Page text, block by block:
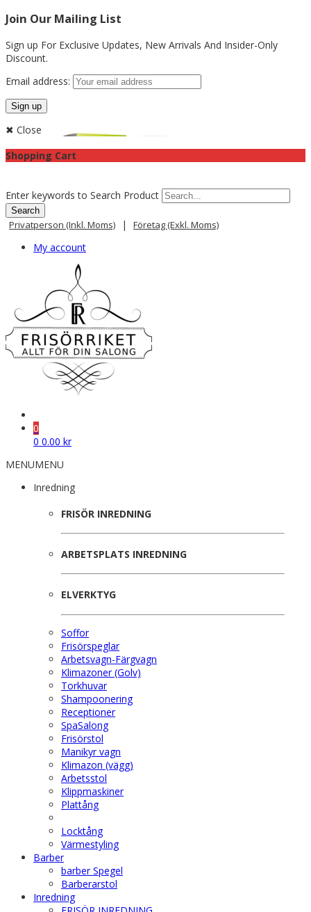
Join Our Mailing List
Sign up For Exclusive Updates, New Arrivals And Insider-Only
Discount.
Email address:
✖ Close
Shopping Cart
Enter keywords to Search Product
Privatperson (inkl. Moms) | Företag (exkl. Moms)
My account
0
0 0.00 kr
MENUMENU
Inredning
FRISÖR INREDNING
ARBETSPLATS INREDNING
ELVERKTYG
Soffor
Frisörspeglar
Arbetsvagn-Färgvagn
Klimazoner (Golv)
Torkhuvar
Shampoonering
Receptioner
SpaSalong
Frisörstol
Manikyr vagn
Klimazon (vägg)
Arbetsstol
Klippmaskiner
Plattång
Locktång
Värmestyling
Barber
barber Spegel
Barberarstol
Inredning